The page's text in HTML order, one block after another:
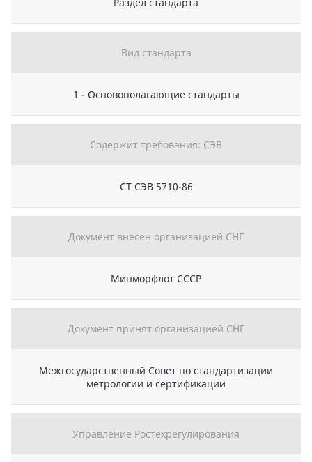
Раздел стандарта
Вид стандарта
1 - Основополагающие стандарты
Содержит требования: СЭВ
СТ СЭВ 5710-86
Документ внесен организацией СНГ
Минморфлот СССР
Документ принят организацией СНГ
Межгосударственный Совет по стандартизации
метрологии и сертификации
Управление Ростехрегулирования